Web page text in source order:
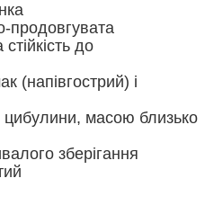
продовгувата
до
(напівгострий) і
цибулини, масою близько
зберігання